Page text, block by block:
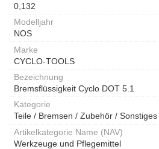
0,132
Modelljahr
NOS
Marke
CYCLO-TOOLS
Bezeichnung
Bremsflüssigkeit Cyclo DOT 5.1
Kategorie
Teile / Bremsen / Zubehör / Sonstiges
Artikelkategorie Name (NAV)
Werkzeuge und Pflegemittel